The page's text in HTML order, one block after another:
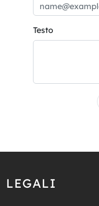
Testo
LEGALI